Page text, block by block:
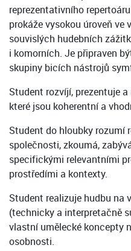
reprezentativního
prokáže vysokou úroveň ve
souvislých hudebních
i komorních. Je připraven
skupiny bicích nástrojů
Student rozvíjí, prezentuje
které jsou koherentní a
Student do hloubky rozumí
společnosti, zkoumá,
specifickými relevantními
prostředími a kontexty.
Student realizuje hudbu na
(technicky a interpretačně
vlastní umělecké koncepty
osobnosti.